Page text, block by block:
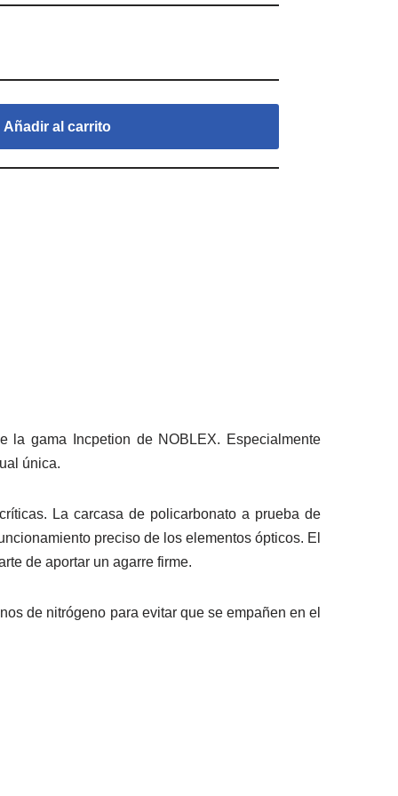
Añadir al carrito
gama Incpetion de NOBLEX. Especialmente
única.
La carcasa de policarbonato a prueba de
preciso de los elementos ópticos. El
de aportar un agarre firme.
de nitrógeno para evitar que se empañen en el